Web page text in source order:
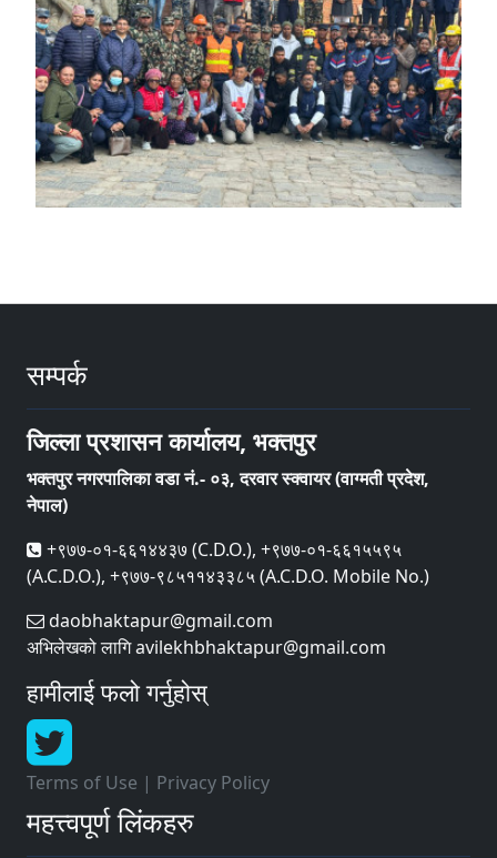
सम्पर्क
जिल्ला प्रशासन कार्यालय, भक्तपुर
भक्तपुर नगरपालिका वडा नं.- ०३, दरवार स्क्वायर (वाग्मती प्रदेश,
नेपाल)
+९७७-०१-६६१४४३७ (C.D.O.), +९७७-०१-६६१५५९५
(A.C.D.O.), +९७७-९८५११४३३८५ (A.C.D.O. Mobile No.)
daobhaktapur@gmail.com
अभिलेखको लागि avilekhbhaktapur@gmail.com
हामीलाई फलो गर्नुहोस्
Terms of Use | Privacy Policy
महत्त्वपूर्ण लिंकहरु